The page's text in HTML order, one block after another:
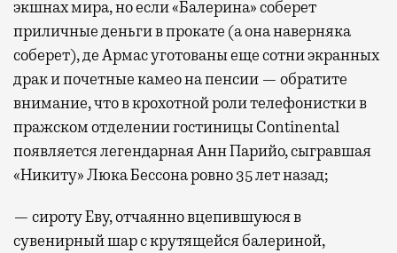
экшнах мира, но если «Балерина» соберет
приличные деньги в прокате (а она наверняка
соберет), де Армас уготованы еще сотни экранных
драк и почетные камео на пенсии — обратите
внимание, что в крохотной роли телефонистки в
пражском отделении гостиницы Continental
появляется легендарная Анн Парийо, сыгравшая
«Никиту» Люка Бессона ровно 35 лет назад;
— сироту Еву, отчаянно вцепившуюся в
сувенирный шар с крутящейся балериной,